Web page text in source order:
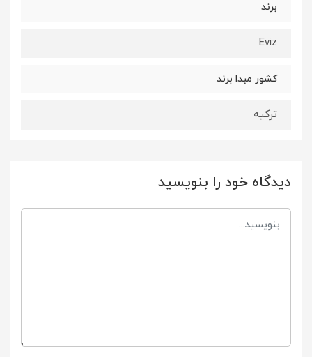
برند
Eviz
کشور مبدا برند
ترکیه
دیدگاه خود را بنویسید